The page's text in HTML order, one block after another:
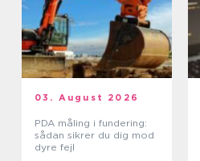
03. August 2026
PDA måling i fundering:
sådan sikrer du dig mod
dyre fejl